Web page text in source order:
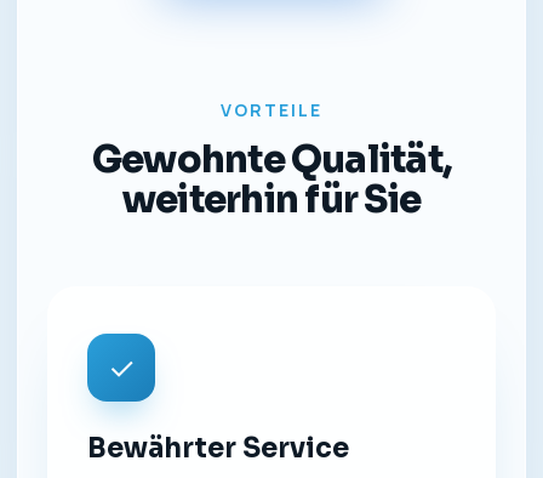
VORTEILE
Gewohnte Qualität,
weiterhin für Sie
✓
Bewährter Service